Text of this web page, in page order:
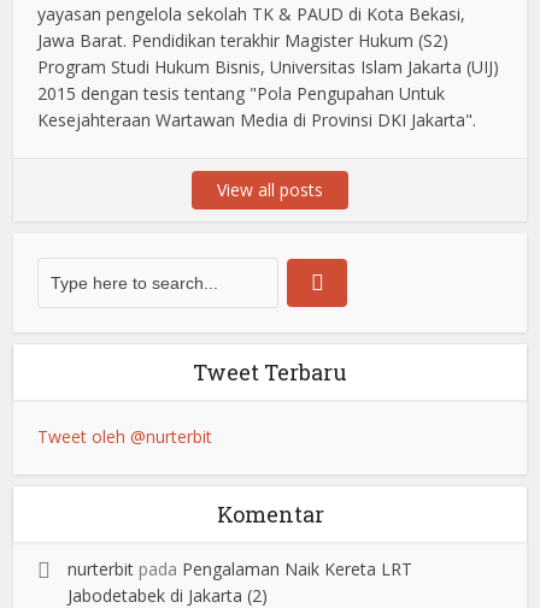
yayasan pengelola sekolah TK & PAUD di Kota Bekasi,
Jawa Barat. Pendidikan terakhir Magister Hukum (S2)
Program Studi Hukum Bisnis, Universitas Islam Jakarta (UIJ)
2015 dengan tesis tentang "Pola Pengupahan Untuk
Kesejahteraan Wartawan Media di Provinsi DKI Jakarta".
View all posts
Tweet Terbaru
Tweet oleh @nurterbit
Komentar
nurterbit pada Pengalaman Naik Kereta LRT
Jabodetabek di Jakarta (2)